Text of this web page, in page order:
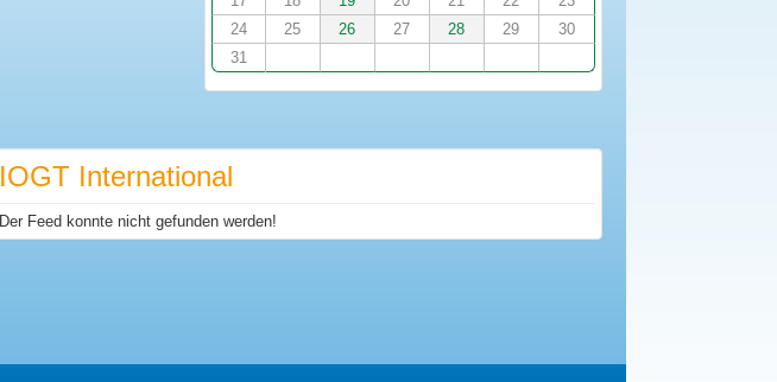
24
25 26 27 28 29
30
31
IOGT International
Der Feed konnte nicht gefunden werden!